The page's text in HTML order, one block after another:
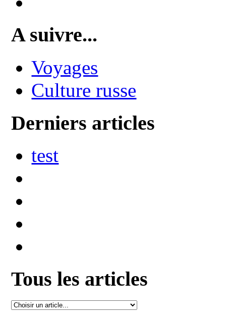
A suivre...
Voyages
Culture russe
Derniers articles
test
Tous les articles